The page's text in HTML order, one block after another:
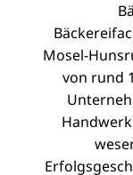
Mosel-
von rund